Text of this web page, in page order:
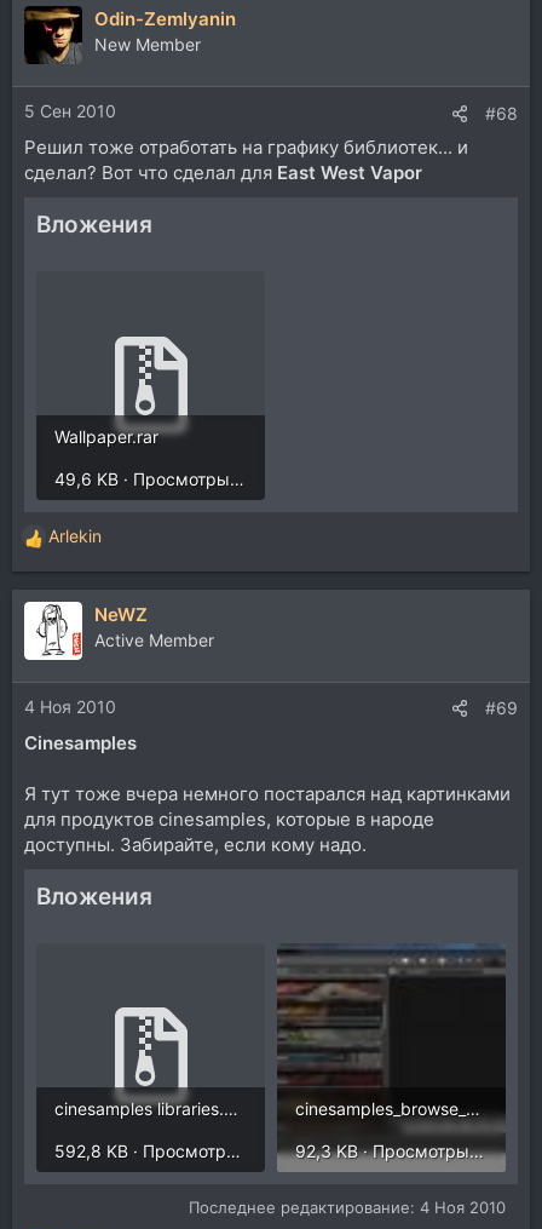
к
и
и
:
Odin-Zemlyanin
New Member
5 Сен 2010 #68
Решил тоже отработать на графику библиотек... и
сделал? Вот что сделал для East West Vapor
Вложения
Wallpaper.rar
49,6 KB · Просмотры: 35
Р
е
а
и
и
:
Arlekin
NeWZ
Active Member
4 Ноя 2010 #69
Cinesamples
Я тут тоже вчера немного постарался над картинками
для продуктов cinesamples, которые в народе
доступны. Забирайте, если кому надо.
Вложения
cinesamples libraries.zip
592,8 KB · Просмотры: 52
cinesamples_browse_kontakt.jpg
92,3 KB · Просмотры: 35
Последнее редактирование: 4 Ноя 2010